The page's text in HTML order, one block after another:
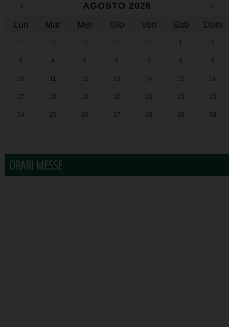
‹ AGOSTO 2026
›
Lun
Mar Mer Gio Ven Sab Dom
1 2
3 4 5 6 7 8 9
10 11 12 13 14 15 16
17 18 19 20 21 22 23
24 25 26 27 28 29 30
ORARI MESSE